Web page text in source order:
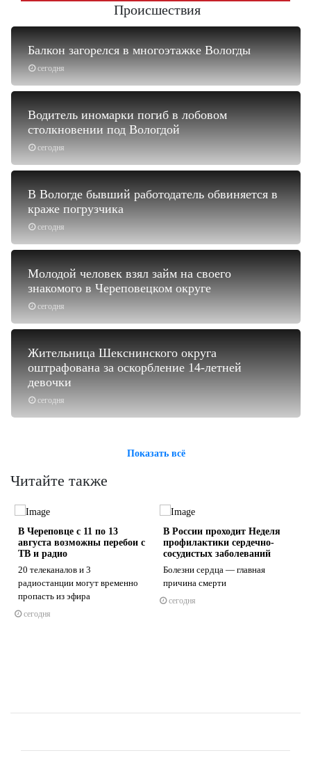
Происшествия
сегодня
Балкон загорелся в многоэтажке Вологды
сегодня
Водитель иномарки погиб в лобовом
столкновении под Вологдой
сегодня
В Вологде бывший работодатель обвиняется в
краже погрузчика
сегодня
Молодой человек взял займ на своего
знакомого в Череповецком округе
сегодня
Жительница Шекснинского округа
оштрафована за оскорбление 14-летней
девочки
Показать всё
Читайте также
В Череповце с 11 по 13
августа возможны перебои с
ТВ и радио
20 телеканалов и 3
радиостанции могут временно
пропасть из эфира
сегодня
В России проходит Неделя
профилактики сердечно-
сосудистых заболеваний
Болезни сердца — главная
причина смерти
сегодня